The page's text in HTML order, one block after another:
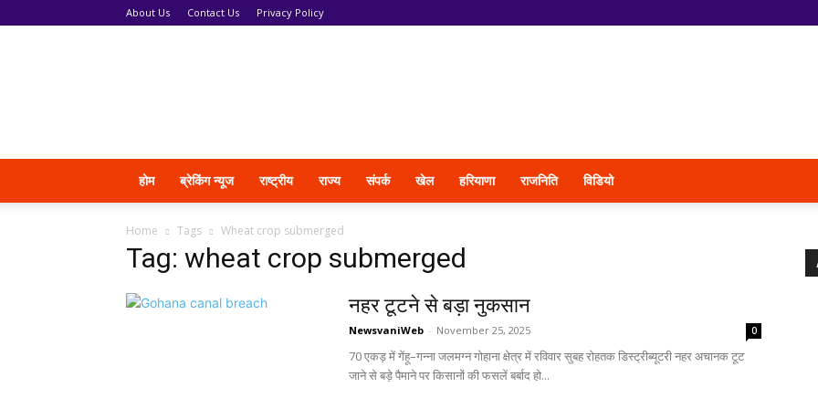
About Us Contact Us Privacy Policy
होम ब्रेकिंग न्यूज राष्ट्रीय राज्य संपर्क खेल हरियाणा राजनिति विडियो
Home Tags Wheat crop submerged
Tag: wheat crop submerged
नहर टूटने से बड़ा नुकसान
NewsvaniWeb - November 25, 2025 0
70 एकड़ में गेंहू–गन्ना जलमग्न गोहाना क्षेत्र में रविवार सुबह रोहतक डिस्ट्रीब्यूटरी नहर अचानक टूट
जाने से बड़े पैमाने पर किसानों की फसलें बर्बाद हो...